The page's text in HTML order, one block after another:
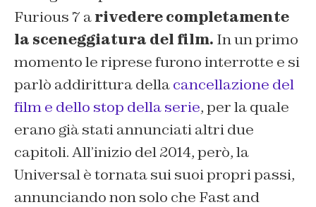
Furious 7 arivedere completamente
la sceneggiatura del film. In un primo
momento le riprese furono interrotte e si
parlò addirittura dellacancellazione del
film e dello stop della serie, per la quale
erano già stati annunciati altri due
capitoli. All’inizio del 2014, però, la
Universal è tornata sui suoi propri passi,
annunciando non solo che Fast and